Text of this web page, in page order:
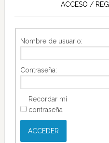
ACCESO /
Nombre de usuario:
Contraseña:
Recordar mi
contraseña
ACCEDER